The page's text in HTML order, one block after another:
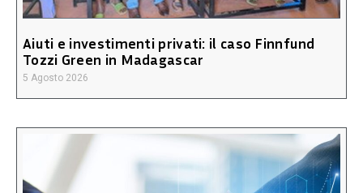
Aiuti e investimenti privati: il caso Finnfund
Tozzi Green in Madagascar
5 Agosto 2026